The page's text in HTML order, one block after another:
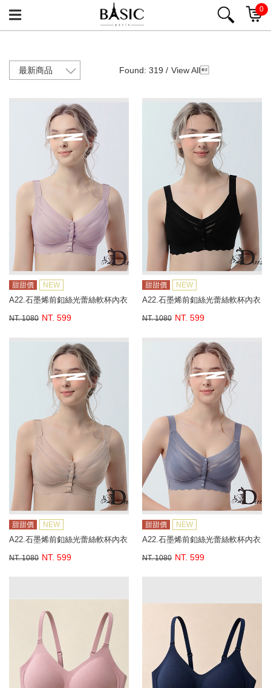
0
Found: 319 / View All
甜甜價 NEW
A22.石墨烯前釦絲光蕾絲軟杯內衣
NT. 1080 NT. 599
甜甜價 NEW
A22.石墨烯前釦絲光蕾絲軟杯內衣
NT. 1080 NT. 599
甜甜價 NEW
A22.石墨烯前釦絲光蕾絲軟杯內衣
NT. 1080 NT. 599
甜甜價 NEW
A22.石墨烯前釦絲光蕾絲軟杯內衣
NT. 1080 NT. 599